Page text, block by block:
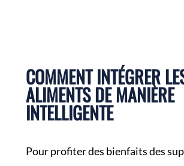
COMMENT INTÉGRER
ALIMENTS DE MANIÈRE
INTELLIGENTE
Pour profiter des bienfaits des